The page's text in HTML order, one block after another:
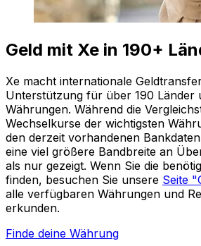
Geld mit Xe in 190+
Xe macht internationale
Unterstützung für über 190 Länder
Währungen. Während die
Wechselkurse der wichtigsten
den derzeit vorhandenen
eine viel größere Bandbreite an
als nur gezeigt. Wenn Sie die
finden, besuchen Sie unsere Seite
alle verfügbaren Währungen und
erkunden.
Finde deine Währung